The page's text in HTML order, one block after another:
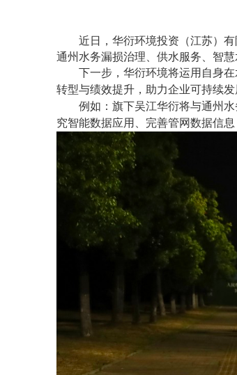
近日， 华衍环境投资（江苏）
通州水务漏损治理、供水服务、智
下一步，华衍环境将运用自身
转型与绩效提升，助力企业可持续发
例如：旗下吴江华衍将与通州
究智能数据应用、完善管网数据信